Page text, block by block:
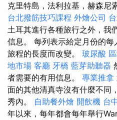
克里特島，法利拉基，赫森尼
台北撥筋技巧課程 外燴公司
土耳其進行各種旅行之外，我
信息。 每列表示給定月份的
旅程的長度而改變。 玻尿酸
地市場 客廳 牙橋 藍芽助聽器
者需要的有用信息。 專業推拿
面的其他清真寺沒有什麼不同
秀內。 自助餐外燴 開飲機 台
年以來，每年都會每年舉行